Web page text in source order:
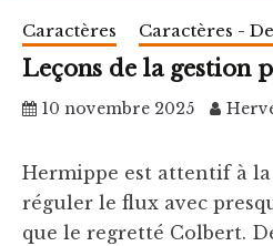
Caractères Caractères -
Leçons de la gestion
10 novembre 2025
Hermippe est attentif à la
réguler le flux avec
que le regretté Colbert.